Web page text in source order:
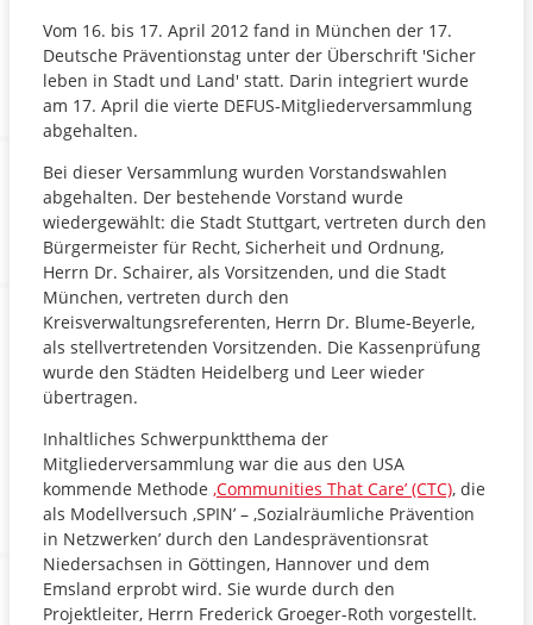
Vom 16. bis 17. April 2012 fand in München der 17.
Deutsche Präventionstag unter der Überschrift 'Sicher
leben in Stadt und Land' statt. Darin integriert wurde
am 17. April die vierte DEFUS-Mitgliederversammlung
abgehalten.
Bei dieser Versammlung wurden Vorstandswahlen
abgehalten. Der bestehende Vorstand wurde
wiedergewählt: die Stadt Stuttgart, vertreten durch den
Bürgermeister für Recht, Sicherheit und Ordnung,
Herrn Dr. Schairer, als Vorsitzenden, und die Stadt
München, vertreten durch den
Kreisverwaltungsreferenten, Herrn Dr. Blume-Beyerle,
als stellvertretenden Vorsitzenden. Die Kassenprüfung
wurde den Städten Heidelberg und Leer wieder
übertragen.
Inhaltliches Schwerpunktthema der
Mitgliederversammlung war die aus den USA
kommende Methode ‚Communities That Care’ (CTC), die
als Modellversuch ‚SPIN’ – ‚Sozialräumliche Prävention
in Netzwerken’ durch den Landespräventionsrat
Niedersachsen in Göttingen, Hannover und dem
Emsland erprobt wird. Sie wurde durch den
Projektleiter, Herrn Frederick Groeger-Roth vorgestellt.